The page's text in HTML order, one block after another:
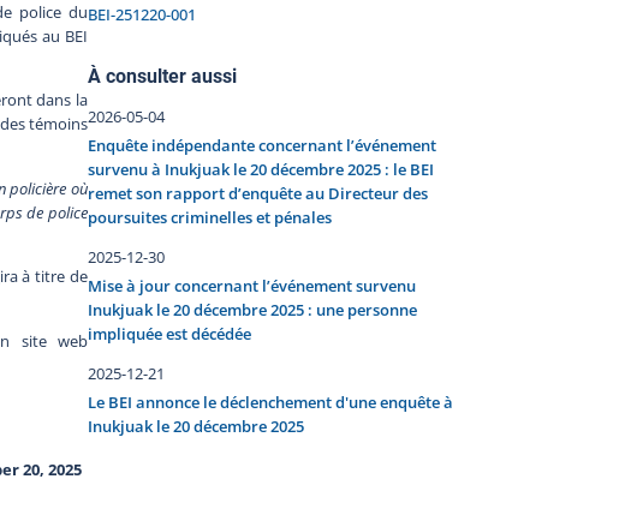
police du
au BEI
dans la
témoins
policière où
de police
à titre de
site web
20, 2025
BEI-251220-001
À consulter aussi
2026-05-04
Enquête indépendante concernant l’événement
survenu à Inukjuak le 20 décembre 2025 : le BEI
remet son rapport d’enquête au Directeur des
poursuites criminelles et pénales
2025-12-30
Mise à jour concernant l’événement survenu
Inukjuak le 20 décembre 2025 : une personne
impliquée est décédée
2025-12-21
Le BEI annonce le déclenchement d'une enquête à
Inukjuak le 20 décembre 2025